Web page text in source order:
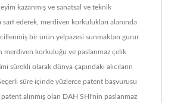
kazanmış ve sanatsal ve teknik
ederek, merdiven korkulukları alanında
bir ürün yelpazesi sunmaktan gurur
merdiven korkuluğu ve paslanmaz çelik
sürekli olarak dünya çapındaki alıcıların
süre içinde yüzlerce patent başvurusu
patent alınmış olan DAH SHI'nin paslanmaz